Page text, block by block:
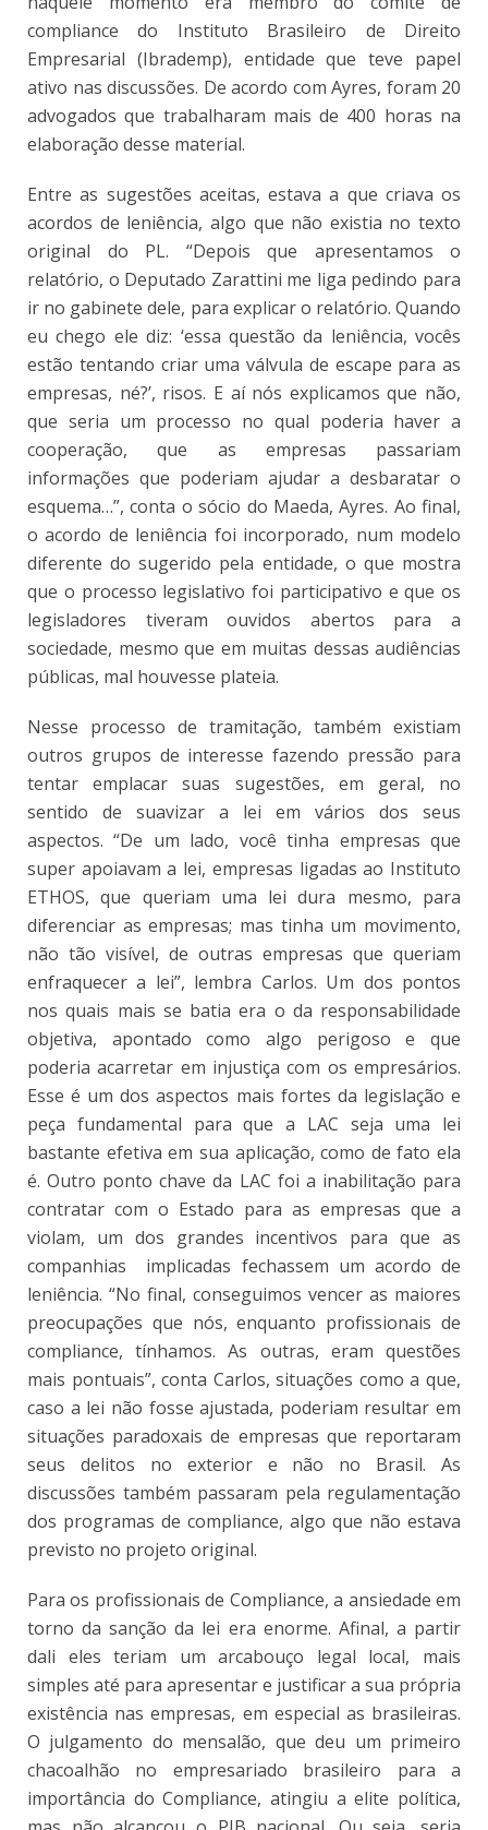
compliance do Instituto Brasileiro de Direito
Empresarial (Ibrademp), entidade que teve papel
ativo nas discussões. De acordo com Ayres, foram 20
advogados que trabalharam mais de 400 horas na
elaboração desse material.
Entre as sugestões aceitas, estava a que criava os
acordos de leniência, algo que não existia no texto
original do PL. “Depois que apresentamos o
relatório, o Deputado Zarattini me liga pedindo para
ir no gabinete dele, para explicar o relatório. Quando
eu chego ele diz: ‘essa questão da leniência, vocês
estão tentando criar uma válvula de escape para as
empresas, né?’, risos. E aí nós explicamos que não,
que seria um processo no qual poderia haver a
cooperação, que as empresas passariam
informações que poderiam ajudar a desbaratar o
esquema…”, conta o sócio do Maeda, Ayres. Ao final,
o acordo de leniência foi incorporado, num modelo
diferente do sugerido pela entidade, o que mostra
que o processo legislativo foi participativo e que os
legisladores tiveram ouvidos abertos para a
sociedade, mesmo que em muitas dessas audiências
públicas, mal houvesse plateia.
Nesse processo de tramitação, também existiam
outros grupos de interesse fazendo pressão para
tentar emplacar suas sugestões, em geral, no
sentido de suavizar a lei em vários dos seus
aspectos. “De um lado, você tinha empresas que
super apoiavam a lei, empresas ligadas ao Instituto
ETHOS, que queriam uma lei dura mesmo, para
diferenciar as empresas; mas tinha um movimento,
não tão visível, de outras empresas que queriam
enfraquecer a lei”, lembra Carlos. Um dos pontos
nos quais mais se batia era o da responsabilidade
objetiva, apontado como algo perigoso e que
poderia acarretar em injustiça com os empresários.
Esse é um dos aspectos mais fortes da legislação e
peça fundamental para que a LAC seja uma lei
bastante efetiva em sua aplicação, como de fato ela
é. Outro ponto chave da LAC foi a inabilitação para
contratar com o Estado para as empresas que a
violam, um dos grandes incentivos para que as
companhias implicadas fechassem um acordo de
leniência. “No final, conseguimos vencer as maiores
preocupações que nós, enquanto profissionais de
compliance, tínhamos. As outras, eram questões
mais pontuais”, conta Carlos, situações como a que,
caso a lei não fosse ajustada, poderiam resultar em
situações paradoxais de empresas que reportaram
seus delitos no exterior e não no Brasil. As
discussões também passaram pela regulamentação
dos programas de compliance, algo que não estava
previsto no projeto original.
Para os profissionais de Compliance, a ansiedade em
torno da sanção da lei era enorme. Afinal, a partir
dali eles teriam um arcabouço legal local, mais
simples até para apresentar e justificar a sua própria
existência nas empresas, em especial as brasileiras.
O julgamento do mensalão, que deu um primeiro
chacoalhão no empresariado brasileiro para a
importância do Compliance, atingiu a elite política,